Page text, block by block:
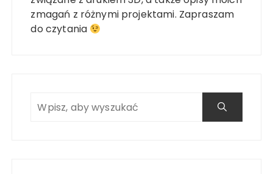
zmagań z różnymi projektami. Zapraszam
do czytania